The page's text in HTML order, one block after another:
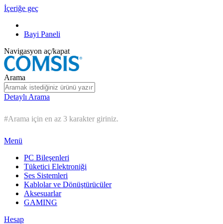
İçeriğe geç
Bayi Paneli
Navigasyon aç/kapat
Arama
Detaylı Arama
#Arama için en az 3 karakter giriniz.
Menü
PC Bileşenleri
Tüketici Elektroniği
Ses Sistemleri
Kablolar ve Dönüştürücüler
Aksesuarlar
GAMING
Hesap